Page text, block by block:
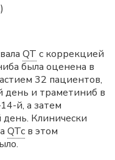
QT с коррекцией
была оценена в
32 пациентов,
день и траметиниб в
й, а затем
Клинически
QTc в этом